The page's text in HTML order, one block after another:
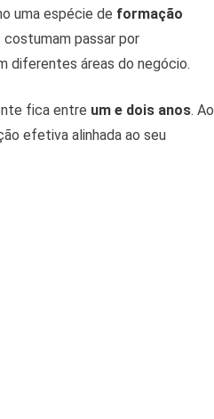
uma espécie de formação
passar por
diferentes áreas do negócio.
fica entre um e dois anos. Ao
efetiva alinhada ao seu